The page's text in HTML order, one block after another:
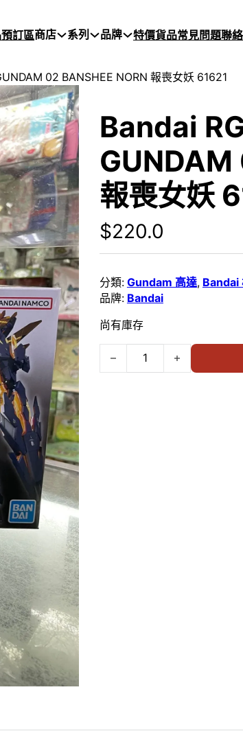
預訂區商店 系列 品牌 特價貨品常見問題聯
02 BANSHEE NORN 報喪女妖 61621
Bandai
GUNDAM
報喪女妖
$220.0
分類: Gundam 高達, Bandai
品牌: Bandai
尚有庫存
Bandai RG #27 UNICORN